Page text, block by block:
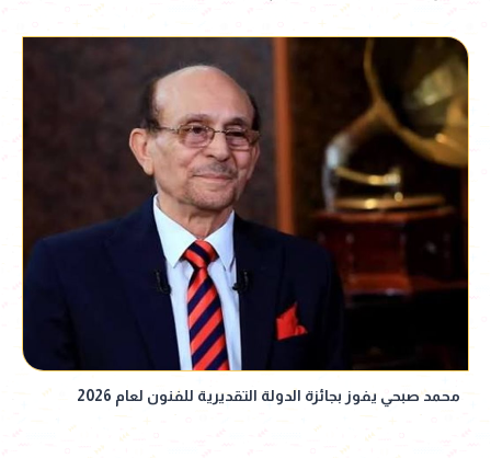
محمد صبحي يفوز بجائزة الدولة التقديرية للفنون لعام 2026